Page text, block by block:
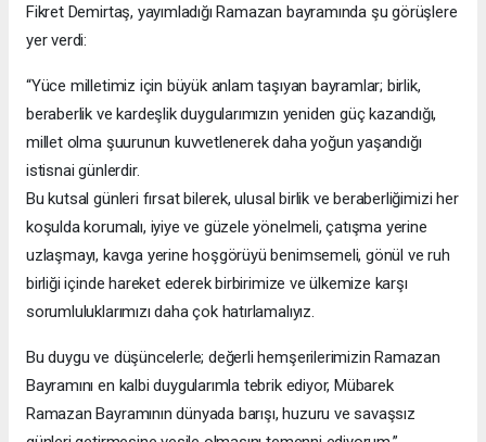
Fikret Demirtaş, yayımladığı Ramazan bayramında şu görüşlere
yer verdi:
“Yüce milletimiz için büyük anlam taşıyan bayramlar; birlik,
beraberlik ve kardeşlik duygularımızın yeniden güç kazandığı,
millet olma şuurunun kuvvetlenerek daha yoğun yaşandığı
istisnai günlerdir.
Bu kutsal günleri fırsat bilerek, ulusal birlik ve beraberliğimizi her
koşulda korumalı, iyiye ve güzele yönelmeli, çatışma yerine
uzlaşmayı, kavga yerine hoşgörüyü benimsemeli, gönül ve ruh
birliği içinde hareket ederek birbirimize ve ülkemize karşı
sorumluluklarımızı daha çok hatırlamalıyız.
Bu duygu ve düşüncelerle; değerli hemşerilerimizin Ramazan
Bayramını en kalbi duygularımla tebrik ediyor, Mübarek
Ramazan Bayramının dünyada barışı, huzuru ve savaşsız